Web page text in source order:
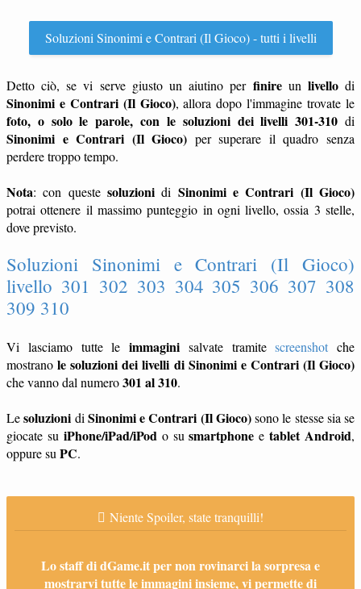
Soluzioni Sinonimi e Contrari (Il Gioco) - tutti i livelli
Detto ciò, se vi serve giusto un aiutino per finireun livellodi
Sinonimi e Contrari (Il Gioco), allora dopo l'immagine trovate le
foto, o solo le parole, con le soluzioni dei livelli 301-310 di
Sinonimi e Contrari (Il Gioco) per superare il quadro senza
perdere troppo tempo.
Nota: con queste soluzioni di Sinonimi e Contrari (Il Gioco)
potrai ottenere il massimo punteggio in ogni livello, ossia 3 stelle,
dove previsto.
Soluzioni Sinonimi e Contrari (Il Gioco)
livello 301 302 303 304 305 306 307 308
309 310
Vi lasciamo tutte le immagini salvate tramitescreenshot che
mostranole soluzioni dei livelli di Sinonimi e Contrari (Il Gioco)
che vanno dal numero301 al 310.
Lesoluzioni di Sinonimi e Contrari (Il Gioco)sono le stesse sia se
giocate su iPhone/iPad/iPod o susmartphone etablet Android,
oppure su PC.
Niente Spoiler, state tranquilli!
Lo staff di dGame.it per non rovinarci la sorpresa e
mostrarvi tutte le immagini insieme, vi permette di